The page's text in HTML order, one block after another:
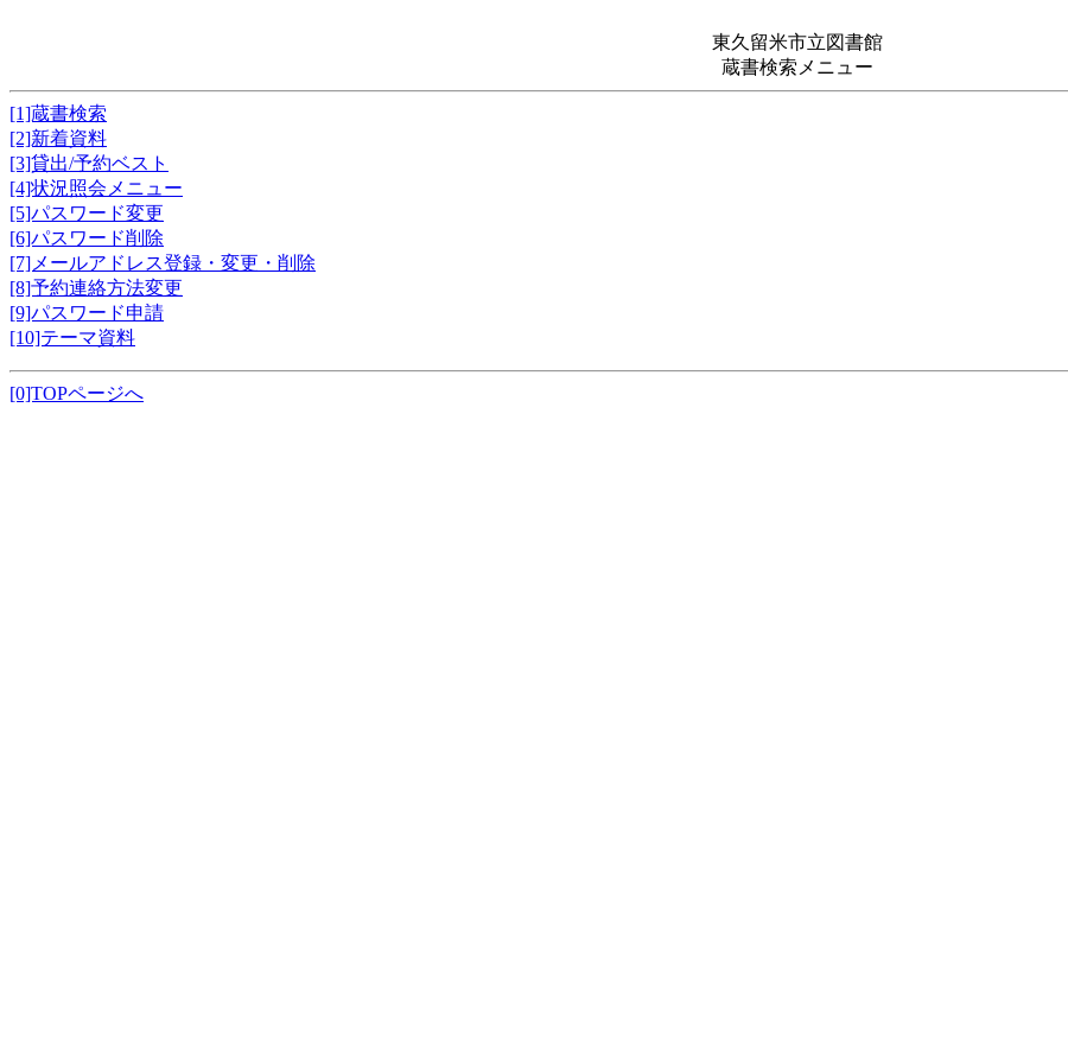
東久留米市立図書館
蔵書検索メニュー
[1]蔵書検索
[2]新着資料
[3]貸出/予約ベスト
[4]状況照会メニュー
[5]パスワード変更
[6]パスワード削除
[7]メールアドレス登録・変更・削除
[8]予約連絡方法変更
[9]パスワード申請
[10]テーマ資料
[0]TOPページへ